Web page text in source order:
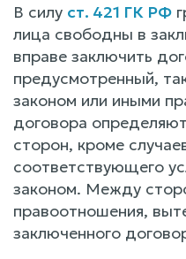
В силу ст. 421 ГК РФ
лица свободны в
вправе заключить
предусмотренный,
законом или иными
договора
сторон, кроме
соответствующего
законом. Между
правоотношения,
заключенного